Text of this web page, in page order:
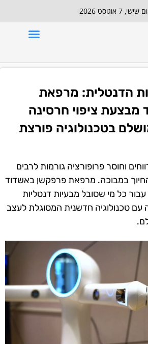
שישי, 7 אוגוסט 2026
הדנטלית: מרפאת
מבצעת ציפוי חרסינה
בטכנולוגיה פורצת
וחוסר פרופורציה גורמות לרבים
במבוכה. מרפאת פרפקשן באשדוד
כל מי שסובל מבעיות דנטליות
עם טכנולוגיה חדשנית המסוגלת לעצב